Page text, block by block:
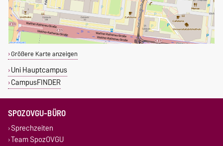
Größere Karte anzeigen
Uni Hauptcampus
CampusFINDER
SPOZOVGU-BÜRO
Sprechzeiten
Team SpozOVGU